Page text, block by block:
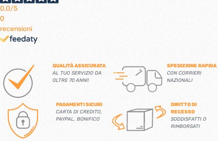
0,0/5
0
recensioni
QUALITÀ ASSICURATA
AL TUO SERVIZIO DA
OLTRE 70 ANNI!
SPEDIZIONE RAPIDA
CON CORRIERI
NAZIONALI
PAGAMENTI SICURI
CARTA DI CREDITO,
PAYPAL, BONIFICO
DIRITTO DI
RECESSO
SODDISFATTI O
RIMBORSATI